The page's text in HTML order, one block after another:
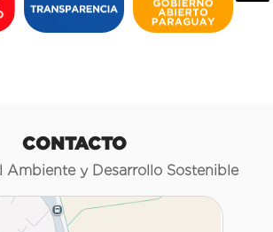
CONTACTO
Ambiente y Desarrollo Sostenible